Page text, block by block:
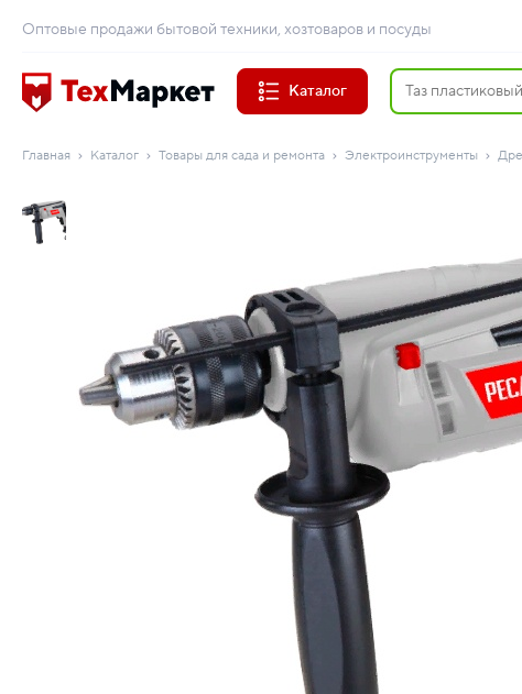
Оптовые продажи бытовой техники, хозтоваров и посуды
Каталог
Главная Каталог Товары для сада и ремонта Электроинструменты